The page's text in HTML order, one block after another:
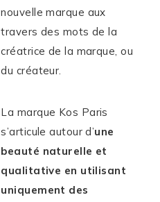
nouvelle marque aux
travers des mots de la
créatrice de la marque, ou
du créateur.
La marque Kos Paris
s’articule autour d’une
beauté naturelle et
qualitative en utilisant
uniquement des